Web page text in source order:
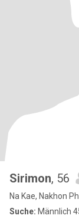
Sirimon, 56
Na Kae, Nakhon
Suche: Männlich